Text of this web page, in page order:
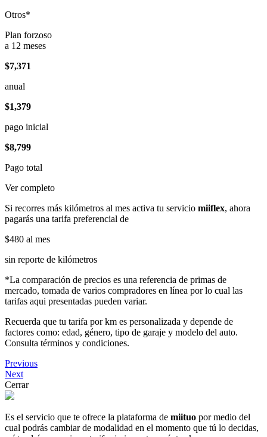
Otros*
Plan forzoso
a 12 meses
$7,371
anual
$1,379
pago inicial
$8,799
Pago total
Ver completo
Si recorres más kilómetros al mes activa tu servicio miiflex, ahora
pagarás una tarifa preferencial de
$480 al mes
sin reporte de kilómetros
*La comparación de precios es una referencia de primas de
mercado, tomada de varios compradores en línea por lo cual las
tarifas aqui presentadas pueden variar.
Recuerda que tu tarifa por km es personalizada y depende de
factores como: edad, género, tipo de garaje y modelo del auto.
Consulta términos y condiciones.
Previous
Next
Cerrar
Es el servicio que te ofrece la plataforma de miituo por medio del
cual podrás cambiar de modalidad en el momento que tú lo decidas,